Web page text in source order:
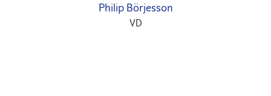
Philip Börjesson
VD